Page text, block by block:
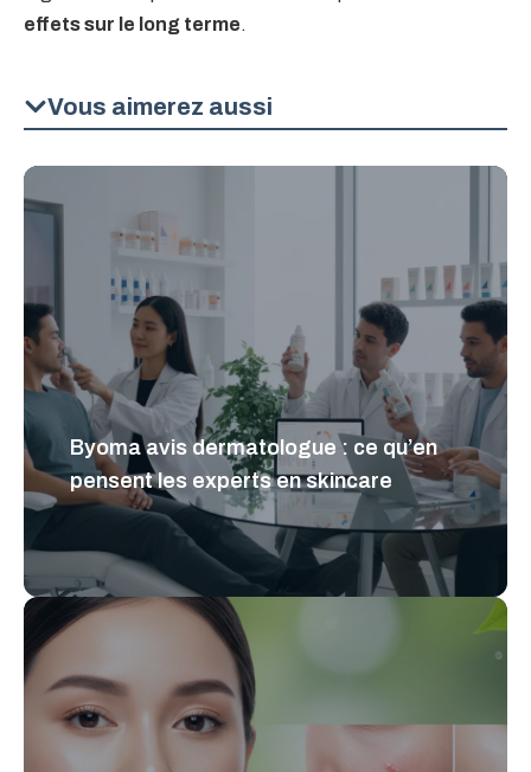
effets sur le long terme.
Vous aimerez aussi
Byoma avis dermatologue : ce qu’en
pensent les experts en skincare